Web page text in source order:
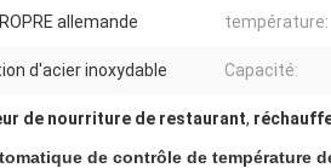
allemande température:
d'acier inoxydable Capacité:
de nourriture de restaurant,
de contrôle de température